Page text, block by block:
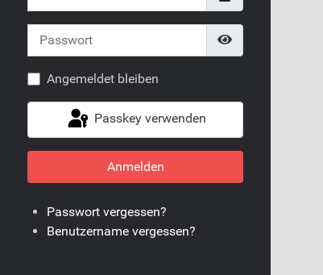
Passwort
Angemeldet bleiben
Passkey verwenden
Anmelden
Passwort vergessen?
Benutzername vergessen?